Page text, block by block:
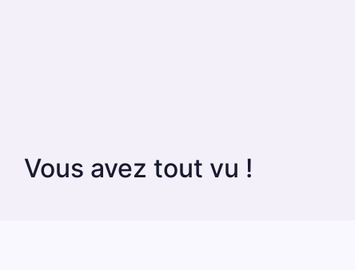
Vous avez tout vu !